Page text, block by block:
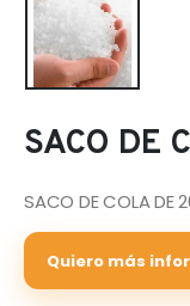
SACO DE
SACO DE COLA DE
Quiero más